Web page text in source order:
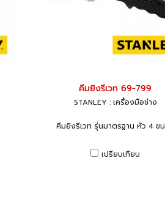
คีมยิงรีเวท 69-799
STANLEY : เครื่องมือช่าง
คีมยิงรีเวท รุ่นมาตรฐาน หัว 4 ข
เปรียบเทียบ